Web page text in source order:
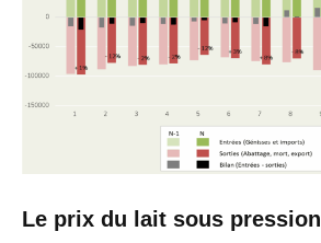
Le prix du lait sous pression